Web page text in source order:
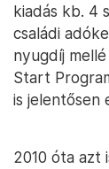
kiadás kb. 4
családi
nyugdíj
Start
is jelentősen
2010 óta azt